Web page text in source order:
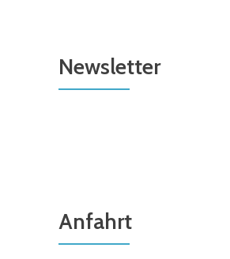
Newsletter
Anfahrt